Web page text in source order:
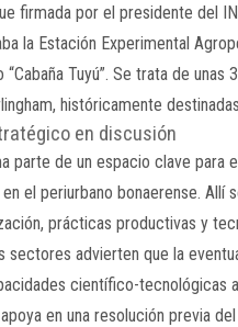
firmada por el presidente del
la Estación Experimental
Tuyú”. Se trata de
históricamente
en discusión
parte de un espacio clave para
el periurbano bonaerense. Allí
prácticas productivas y
sectores advierten que la
científico-tecnológicas
en una resolución previa